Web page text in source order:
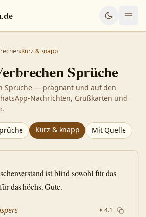
›Kurz & knapp
Sprüche
Sprüche — prägnant und auf den
Nachrichten, Grußkarten und
Kurz & knapp Mit Quelle
ist blind sowohl für das
das höchst Gute.
✦ 4.1